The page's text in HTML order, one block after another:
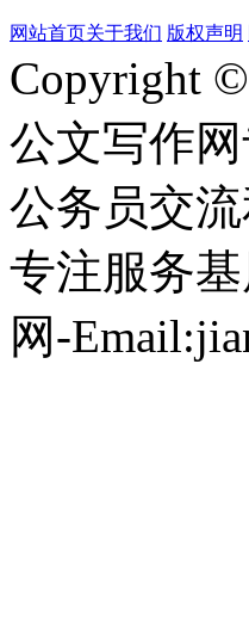
网站首页关于我们 版权声明
Copyright
公文写作
公务员交
专注服务
网-